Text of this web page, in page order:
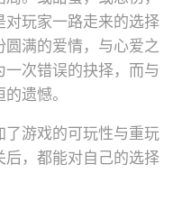
对玩家一路走来的选择
满的爱情，与心爱之
次错误的抉择，而与
遗憾。
了游戏的可玩性与重玩
后，都能对自己的选择